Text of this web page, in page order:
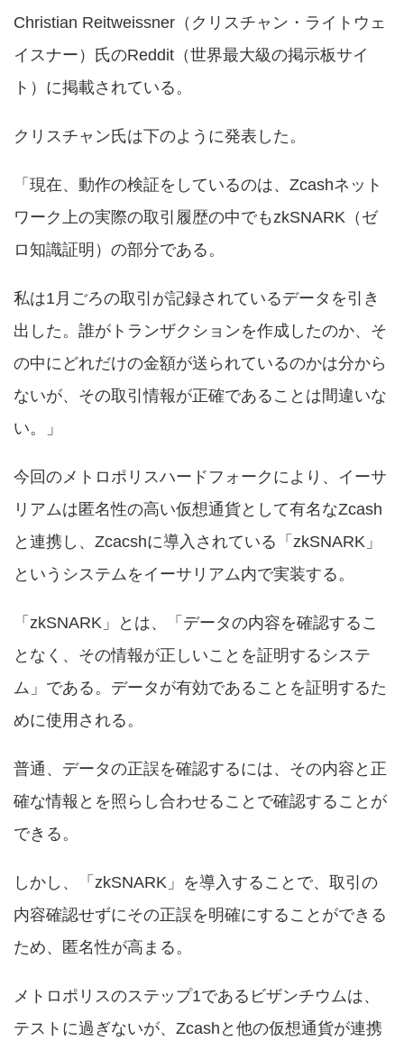
Christian Reitweissner（クリスチャン・ライトウェ
イスナー）氏のReddit（世界最大級の掲示板サイ
ト）に掲載されている。
クリスチャン氏は下のように発表した。
「現在、動作の検証をしているのは、Zcashネット
ワーク上の実際の取引履歴の中でもzkSNARK（ゼ
ロ知識証明）の部分である。
私は1月ごろの取引が記録されているデータを引き
出した。誰がトランザクションを作成したのか、そ
の中にどれだけの金額が送られているのかは分から
ないが、その取引情報が正確であることは間違いな
い。」
今回のメトロポリスハードフォークにより、イーサ
リアムは匿名性の高い仮想通貨として有名なZcash
と連携し、Zcacshに導入されている「zkSNARK」
というシステムをイーサリアム内で実装する。
「zkSNARK」とは、「データの内容を確認するこ
となく、その情報が正しいことを証明するシステ
ム」である。データが有効であることを証明するた
めに使用される。
普通、データの正誤を確認するには、その内容と正
確な情報とを照らし合わせることで確認することが
できる。
しかし、「zkSNARK」を導入することで、取引の
内容確認せずにその正誤を明確にすることができる
ため、匿名性が高まる。
メトロポリスのステップ1であるビザンチウムは、
テストに過ぎないが、Zcashと他の仮想通貨が連携